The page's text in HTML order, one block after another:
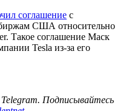
соглашение с
США относительно
Такое соглашение Маск
Tesla из-за его
Telegram. Подписывайтесь